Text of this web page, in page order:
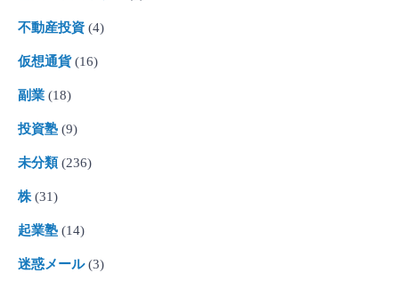
不動産投資 (4)
仮想通貨(16)
副業 (18)
投資塾 (9)
未分類 (236)
株 (31)
起業塾 (14)
迷惑メール(3)